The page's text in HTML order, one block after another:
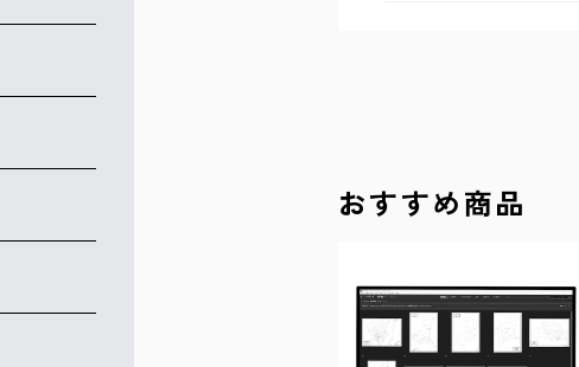
おすすめ商品